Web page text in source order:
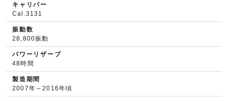
キャリバー
Cal.3131
振動数
28,800振動
パワーリザーブ
48時間
製造期間
2007年～2016年頃